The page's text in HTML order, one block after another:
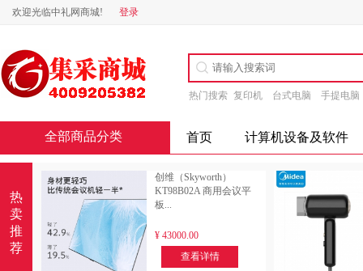
欢迎光临中礼网商城! 登录
热门搜索 复印机 台式电脑 手提电脑
全部商品分类 首页 计算机设备及软件
热
卖
推
荐
创维（Skyworth）
KT98B02A 商用会议平
板...
¥ 43000.00
查看详情